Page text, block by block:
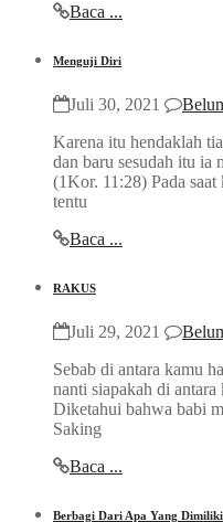
Baca ...
Menguji Diri
Juli 30, 2021
Karena itu hendaklah
dan baru sesudah itu ia
(1Kor. 11:28) Pada
tentu
Baca ...
RAKUS
Juli 29, 2021
Sebab di antara kamu
nanti siapakah di
Diketahui bahwa babi
Saking
Baca ...
Berbagi Dari Apa Yang Dimiliki